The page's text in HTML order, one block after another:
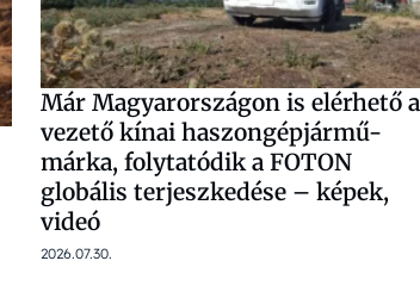
Már Magyarországon is elérhető a
vezető kínai haszongépjármű-
márka, folytatódik a FOTON
globális terjeszkedése – képek,
videó
2026.07.30.